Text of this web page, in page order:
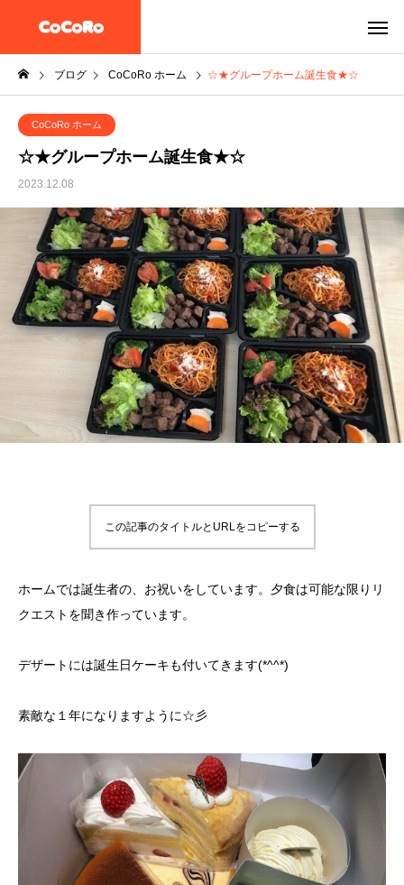
ブログ CoCoRo ホーム ☆★グループホーム誕生食★☆
CoCoRo ホーム
☆★グループホーム誕生食★☆
2023.12.08
この記事のタイトルとURLをコピーする
ホームでは誕生者の、お祝いをしています。夕食は可能な限りリ
クエストを聞き作っています。
デザートには誕生日ケーキも付いてきます(*^^*)
素敵な１年になりますように☆彡